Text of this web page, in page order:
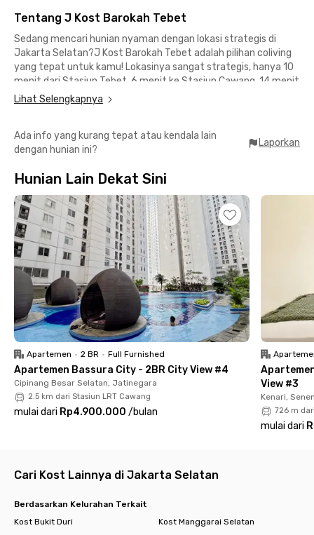
Tentang J Kost Barokah Tebet
Sedang mencari hunian nyaman dengan lokasi strategis di
Jakarta Selatan?J Kost Barokah Tebet adalah pilihan coliving
yang tepat untuk kamu! Lokasinya sangat strategis, hanya 10
menit dari Stasiun Tebet, 6 menit ke Stasiun Cawang, 14 menit
ke Stasiun LRT Cikoko, 14 menit ke Kota Kasablanka Mall, dan 15
menit ke Kuningan City Mall. Dengan akses semudah ini, J
bepergian.
memastikan kenyamananmu. Setiap kamar sudah fully
furnished, dilengkapi AC, dan kamar mandi dalam. Kost Tebet ini
juga memiliki fasilitas tambahan seperti area parkir yang luas
dan keamanan dengan CCTV 24/7. Semua kebutuhanmu
tersedia di sini tanpa repot.
Yang menarik lagi, seluruh biaya tagihan listrik sudah termasuk
dalam harga sewa! Jadi, kamu bisa lebih hemat tanpa harus
khawatir ada biaya tambahan. Yuk, segera pesan kamar
eksklusifmu melalui aplikasi Rukita dan rasakan kenyamanan
tinggal di sini!
Lihat Selengkapnya
Ada info yang kurang tepat atau kendala lain
dengan hunian ini?
Laporkan
Hunian Lain Dekat Sini
Apartemen • 2 BR • Full Furnished
Apartemen Bassura City - 2BR City View #4
Cipinang Besar Selatan, Jatinegara
2.5 km dari Stasiun LRT Cawang
mulai dari Rp4.900.000 /bulan
View #3
Kenari,
726 m
mulai dari
Cari Kost Lainnya di Jakarta Selatan
Berdasarkan Kelurahan Terkait
Kost Bukit Duri
Kost Manggarai Selatan